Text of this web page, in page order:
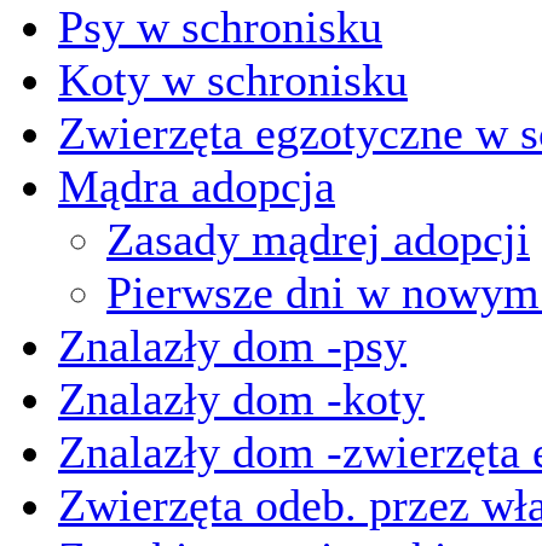
Psy w schronisku
Koty w schronisku
Zwierzęta egzotyczne w
Mądra adopcja
Zasady mądrej adopcji
Pierwsze dni w
Znalazły dom -psy
Znalazły dom -koty
Znalazły dom -zwierzęta
Zwierzęta odeb. przez